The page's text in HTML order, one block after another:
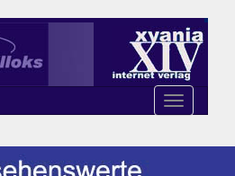
Toggle
navigation